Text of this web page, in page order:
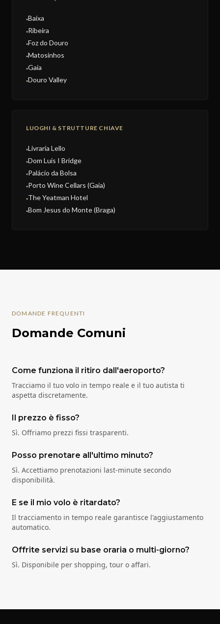
●Baixa
●Ribeira
●Foz do Douro
●Matosinhos
●Gaia
●Douro Valley
LUOGHI & STRUTTURE CHIAVE
●Livraria Lello
●Dom Luís I Bridge
●Palácio da Bolsa
●Porto Wine Cellars (Gaia)
●The Yeatman Hotel
●Bom Jesus do Monte (Braga)
DOMANDE FREQUENTI
Domande Comuni
Come funziona il ritiro dall'aeroporto?
Tracciamo il tuo volo in tempo reale e il tuo autista ti
aspetta discretamente.
Il prezzo è fisso?
Sì. Offriamo prezzi fissi trasparenti.
Posso prenotare all'ultimo minuto?
Sì. Accettiamo prenotazioni last-minute secondo
disponibilità.
E se il mio volo è ritardato?
Il tracciamento in tempo reale garantisce l'aggiustamento
automatico.
Offrite servizi su base oraria o multi-giorno?
Sì. Disponibile per shopping, tour o affari.